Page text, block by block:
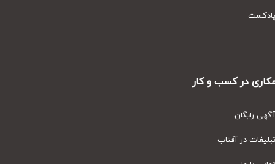
در کسب و کار
رایگان
در آفتاب